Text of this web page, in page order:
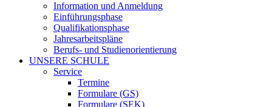
Information und Anmeldung
Einführungsphase
Qualifikationsphase
Jahresarbeitspläne
Berufs- und Studienorientierung
UNSERE SCHULE
Service
Termine
Formulare (GS)
Formulare (SEK)